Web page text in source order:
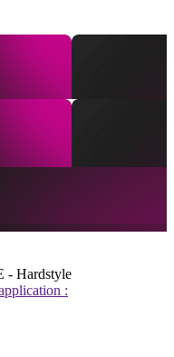
- Hardstyle
: